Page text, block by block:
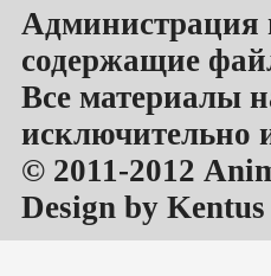
Администрация
содержащие
Все материалы
исключительно
© 2011-2012
Design by Kentus